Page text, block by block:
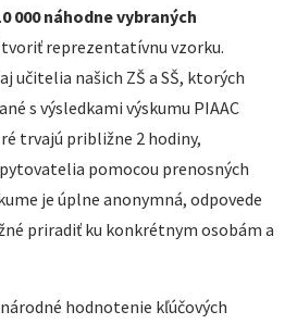
000 náhodne vybraných
tvoriť reprezentatívnu vzorku.
učitelia našich ZŠ a SŠ, ktorých
s výsledkami výskumu PIAAC
trvajú približne 2 hodiny,
pomocou prenosných
je úplne anonymná, odpovede
priradiť ku konkrétnym osobám a
hodnotenie kľúčových